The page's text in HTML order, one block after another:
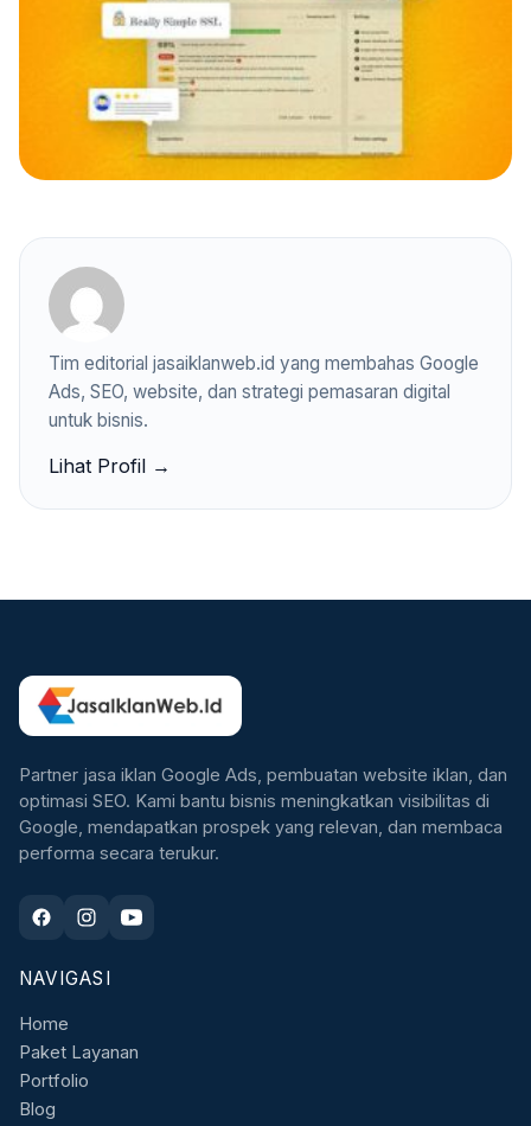
Tim editorial jasaiklanweb.id yang membahas Google
Ads, SEO, website, dan strategi pemasaran digital
untuk bisnis.
Lihat Profil →
Partner jasa iklan Google Ads, pembuatan website iklan, dan
optimasi SEO. Kami bantu bisnis meningkatkan visibilitas di
Google, mendapatkan prospek yang relevan, dan membaca
performa secara terukur.
NAVIGASI
Home
Paket Layanan
Portfolio
Blog